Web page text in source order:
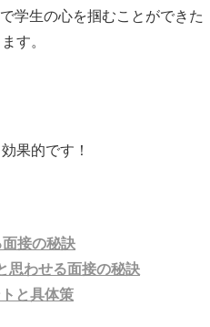
学生の心を掴むことができた
す。
果的です！
接の秘訣
思わせる面接の秘訣
と具体策